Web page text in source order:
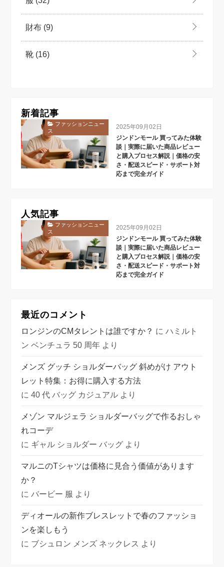
財布 (9)
靴 (16)
新着記事
ファッションニュー
ス
2025年09月02日
ジンドンモール 買ってみた体験
談｜実際に届いた商品レビュー
と購入プロセス解説｜価格の安
さ・配送スピード・サポート対
応まで完全ガイド
人気記事
ファッションニュー
ス
2025年09月02日
ジンドンモール 買ってみた体験
談｜実際に届いた商品レビュー
と購入プロセス解説｜価格の安
さ・配送スピード・サポート対
応まで完全ガイド
最近のコメント
ロンジンのCMタレントは誰ですか？ にハミルト
ン ベンチュラ 50 周年 より
メンズ グッチ ショルダーバッグ 斜めがけ アウト
レット特集：お得に購入する方法
に40 代 バッグ カジュアル より
メゾン マルジェラ ショルダーバッグで作るおしゃ
れコーデ
に ギャル ショルダー バッグ より
マルニのTシャツは価格に見合う価値があります
か？
にバービー 服 より
ディオールの新作ブレスレットで春のファッショ
ンを楽しもう
に ブシュロン メンズ ネックレス より